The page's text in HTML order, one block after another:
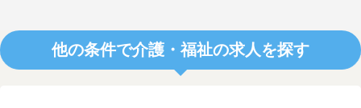
他の条件で介護・福祉の求人を探す